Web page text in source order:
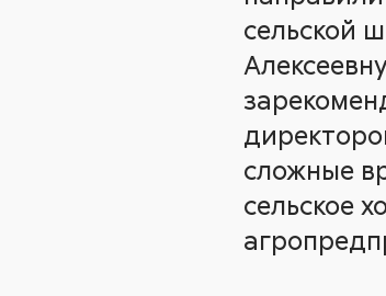
сельской
сложные
сельское